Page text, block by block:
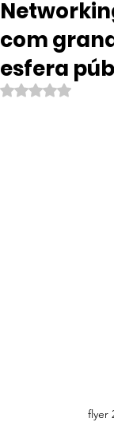
com
esfera
Avaliado com
flyer